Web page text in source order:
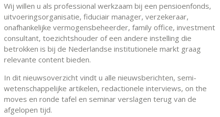
Wij willen u als professional werkzaam bij een pensioenfonds,
uitvoeringsorganisatie, fiduciair manager, verzekeraar,
onafhankelijke vermogensbeheerder, family office, investment
consultant, toezichtshouder of een andere instelling die
betrokken is bij de Nederlandse institutionele markt graag
relevante content bieden.
In dit nieuwsoverzicht vindt u alle nieuwsberichten, semi-
wetenschappelijke artikelen, redactionele interviews, on the
moves en ronde tafel en seminar verslagen terug van de
afgelopen tijd.